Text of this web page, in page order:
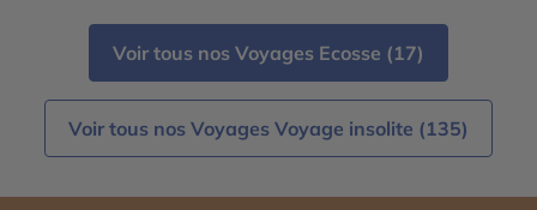
Voir tous nos Voyages Ecosse (17)
Voir tous nos Voyages Voyage insolite (135)